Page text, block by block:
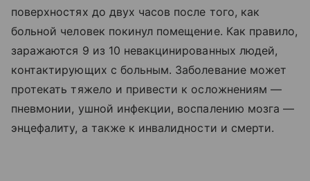
поверхностях до двух часов после того, как
больной человек покинул помещение. Как правило,
заражаются 9 из 10 невакцинированных людей,
контактирующих с больным. Заболевание может
протекать тяжело и привести к осложнениям —
пневмонии, ушной инфекции, воспалению мозга —
энцефалиту, а также к инвалидности и смерти.